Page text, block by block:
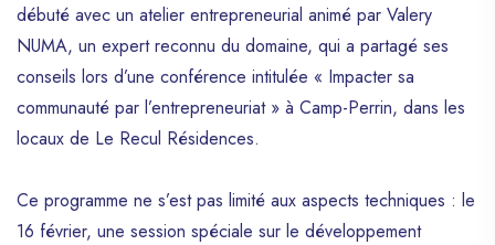
débuté avec un atelier entrepreneurial animé par Valery
NUMA, un expert reconnu du domaine, qui a partagé ses
conseils lors d’une conférence intitulée « Impacter sa
communauté par l’entrepreneuriat » à Camp-Perrin, dans les
locaux de Le Recul Résidences.
Ce programme ne s’est pas limité aux aspects techniques : le
16 février, une session spéciale sur le développement